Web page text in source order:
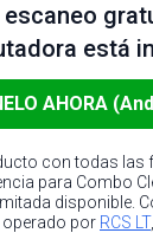
escaneo
está
AHORA
con todas las
para Combo
disponible.
operado por RCS LT